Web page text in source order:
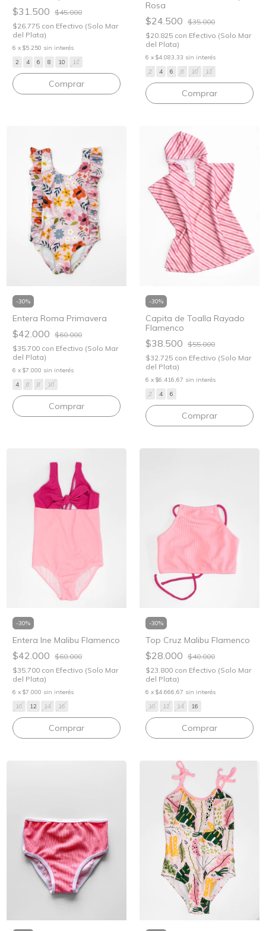
$31.500 $45.000
$26.775 con Efectivo (Solo Mar
del Plata)
6 x $5.250 sin interés
2
4 6 8 10 12
Comprar
Rosa
$24.500 $35.000
$20.825 con Efectivo (Solo Mar
del Plata)
6 x $4.083,33 sin interés
2
4 6 8 10 12
Comprar
-30%
Entera Roma Primavera
$42.000 $60.000
$35.700 con Efectivo (Solo Mar
del Plata)
6 x $7.000 sin interés
4
6 8 10
Comprar
-30%
Capita de Toalla Rayado
Flamenco
$38.500 $55.000
$32.725 con Efectivo (Solo Mar
del Plata)
6 x $6.416,67 sin interés
2
4 6
Comprar
-30%
Entera Ine Malibu Flamenco
$42.000 $60.000
$35.700 con Efectivo (Solo Mar
del Plata)
6 x $7.000 sin interés
10
12 14 16
Comprar
-30%
Top Cruz Malibu Flamenco
$28.000 $40.000
$23.800 con Efectivo (Solo Mar
del Plata)
6 x $4.666,67 sin interés
10
12 14 16
Comprar